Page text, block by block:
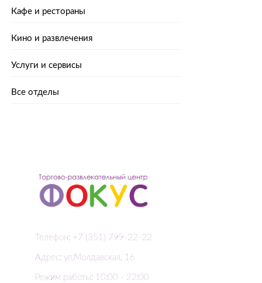
Кафе и рестораны
Кино и развлечения
Услуги и сервисы
Все отделы
Телефон: +7 (351) 799-22-22
Адрес: ул.Молдавская, 16
Режим работы: 10:00 - 22:00